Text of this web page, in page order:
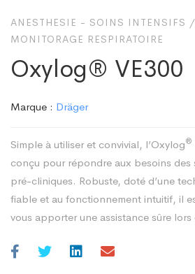
ANESTHESIE - SOINS INTENSIFS /
MONITORAGE RESPIRATOIRE
Oxylog® VE300
Marque : Dräger
Simple à utiliser et convivial, l’Oxylog®
conçu pour répondre aux besoins des
pré-cliniques. Robuste, doté d’une
fiable et au fonctionnement intuitif, il
vous apporter une assistance sûre lors